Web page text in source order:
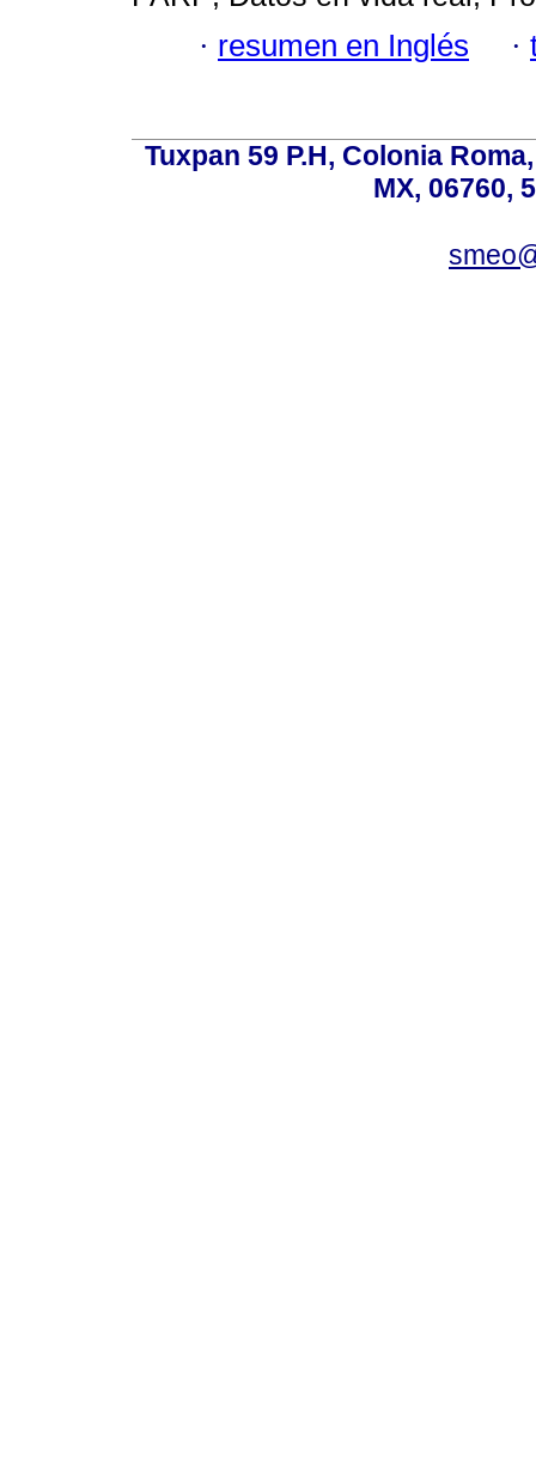
· resumen en Inglés ·
Tuxpan 59 P.H, Colonia
MX, 06760,